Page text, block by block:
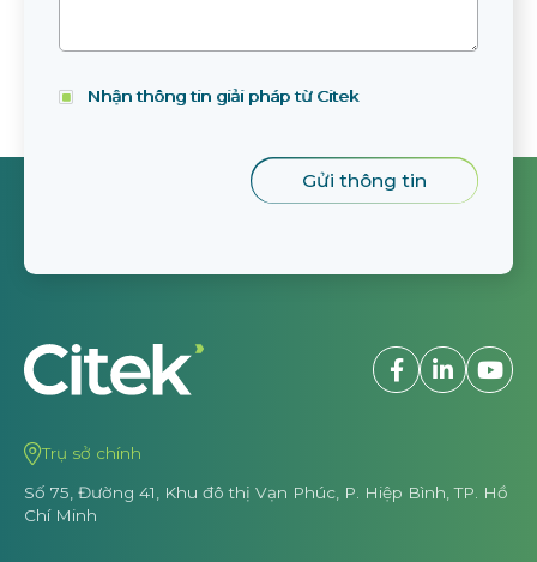
Nhận thông tin giải pháp từ Citek
Trụ sở chính
Số 75, Đường 41, Khu đô thị Vạn Phúc, P. Hiệp Bình, TP. Hồ
Chí Minh